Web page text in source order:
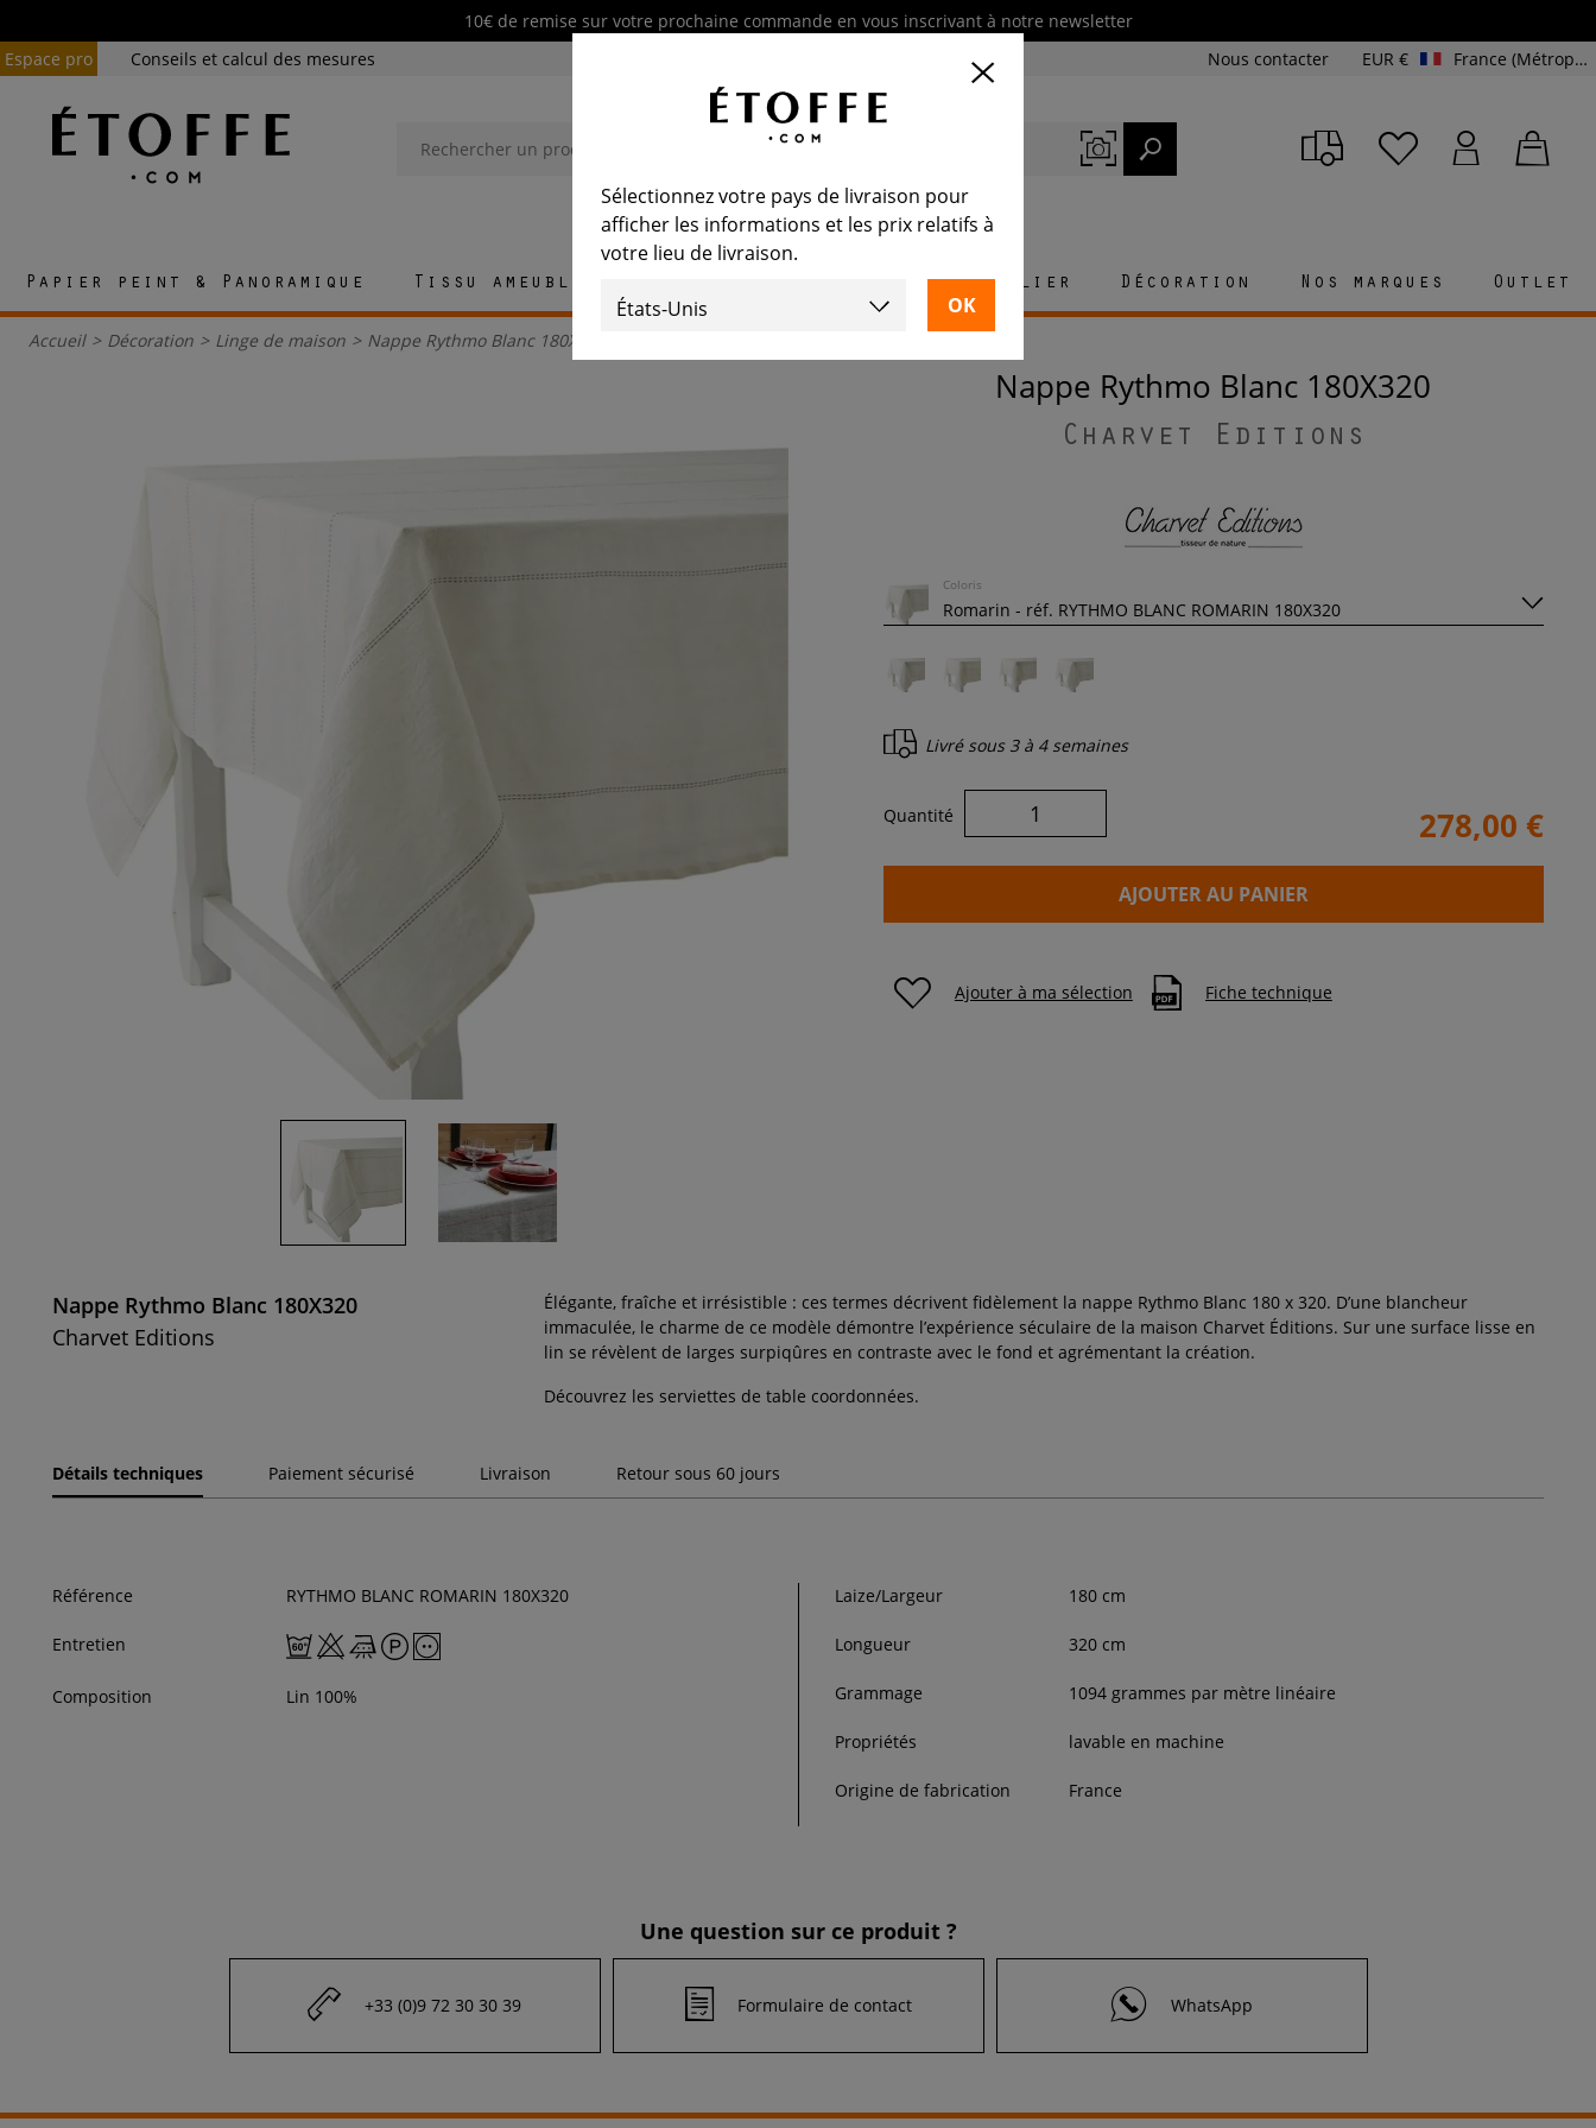
10€ de remise sur votre prochaine commande en vous inscrivant à notre newsletter
Espace pro
Conseils et calcul des mesures Nous contacter EUR € France (Métropolitaine et Corse)
Papier peint & Panoramique Tissu ameublement Mobilier Décoration Nos marques Outlet
Accueil > Décoration > Linge de maison > Nappe Rythmo Blanc 180X320
Nappe Rythmo Blanc 180X320
Charvet Editions
Coloris
Livré sous 3 à 4 semaines
Quantité 278,00 €
AJOUTER AU PANIER
Ajouter à ma sélection Fiche technique
Nappe Rythmo Blanc 180X320
Charvet Editions
Élégante, fraîche et irrésistible : ces termes décrivent fidèlement la nappe Rythmo Blanc 180 x 320. D’une blancheur
immaculée, le charme de ce modèle démontre l’expérience séculaire de la maison Charvet Éditions. Sur une surface lisse en
lin se révèlent de larges surpiqûres en contraste avec le fond et agrémentant la création.
Découvrez les serviettes de table coordonnées.
Détails techniques Paiement sécurisé Livraison Retour sous 60 jours
Référence RYTHMO BLANC ROMARIN 180X320
Entretien
Composition Lin 100%
Laize/Largeur 180 cm
Longueur 320 cm
Grammage 1094 grammes par mètre linéaire
Propriétés lavable en machine
Origine de fabrication France
Une question sur ce produit ?
+33 (0)9 72 30 30 39 Formulaire de contact WhatsApp
Sélectionnez votre pays de livraison pour
afficher les informations et les prix relatifs à
votre lieu de livraison.